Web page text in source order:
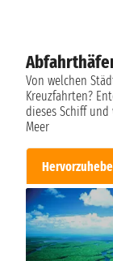
Von welchen
Kreuzfahrten?
dieses Schiff
Meer